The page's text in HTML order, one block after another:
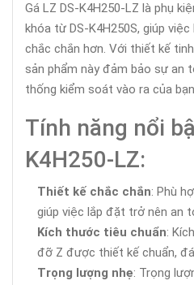
Gá LZ DS-K4H250-LZ là phụ
khóa từ DS-K4H250S, giúp
chắc chắn hơn. Với thiết kế
sản phẩm này đảm bảo sự an
thống kiểm soát vào ra của
Tính năng nổi
K4H250-LZ:
Thiết kế chắc chắn: Phù
giúp việc lắp đặt trở nên an
Kích thước tiêu chuẩn:
đỡ Z được thiết kế chuẩn,
Trọng lượng nhẹ: Trọng